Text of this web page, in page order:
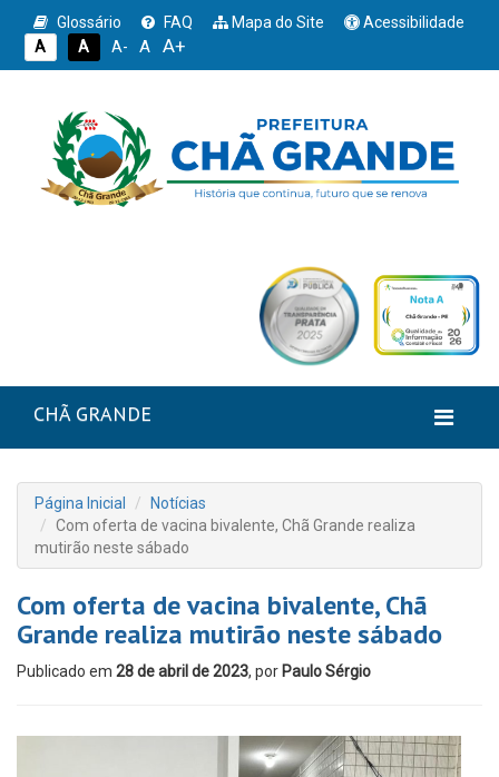
Glossário FAQ Mapa do Site
Acessibilidade
A
A A- A A+
CHÃ GRANDE
Página Inicial
Notícias
Com oferta de vacina bivalente, Chã Grande realiza
mutirão neste sábado
Com oferta de vacina bivalente, Chã
Grande realiza mutirão neste sábado
Publicado em 28 de abril de 2023, por Paulo Sérgio